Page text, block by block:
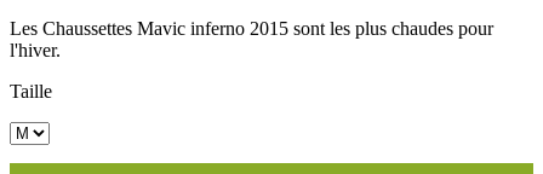
Les Chaussettes Mavic inferno 2015 sont les plus chaudes pour
l'hiver.
Taille